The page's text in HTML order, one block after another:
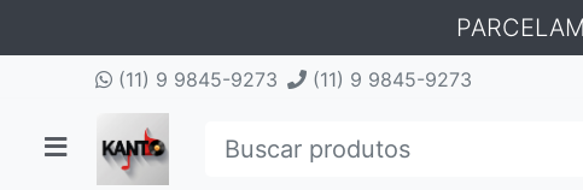
(11) 9 9845-9273 (11) 9 9845-9273